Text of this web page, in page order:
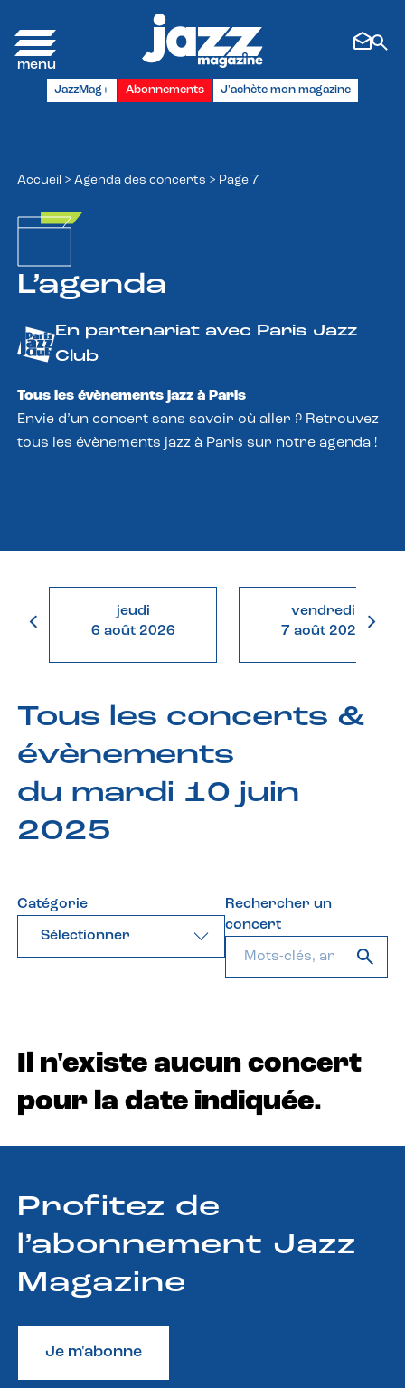
JazzMag+ Abonnements J'achète mon magazine
Accueil > Agenda des concerts > Page 7
L’agenda
En partenariat avec Paris Jazz
Club
Tous les évènements jazz à Paris
Envie d’un concert sans savoir où aller ? Retrouvez
tous les évènements jazz à Paris sur notre agenda !
jeudi
6 août 2026
vendredi
7 août 2026
Tous les concerts &
évènements
du mardi 10 juin
2025
Catégorie
Sélectionner
Rechercher un
concert
Il n'existe aucun concert
pour la date indiquée.
Profitez de
l’abonnement Jazz
Magazine
Je m'abonne